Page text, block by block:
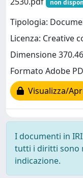
non
Tipologia:
Licenza: Creative
Dimensione
Formato Adobe
Visualizza/
I documenti in
tutti i diritti sono
indicazione.